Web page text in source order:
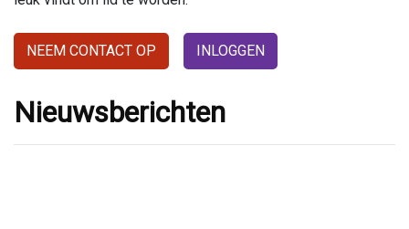
NEEM CONTACT OP INLOGGEN
Nieuwsberichten